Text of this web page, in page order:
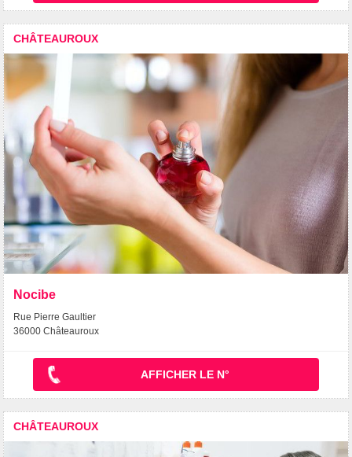
CHÂTEAUROUX
Nocibe
Rue Pierre Gaultier
36000 Châteauroux
AFFICHER LE N°
CHÂTEAUROUX